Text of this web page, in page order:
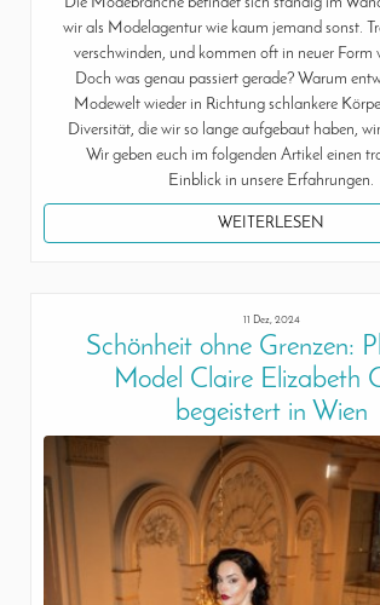
wir als Modelagentur wie kaum jemand sonst.
verschwinden, und kommen oft in neuer Form
Doch was genau passiert gerade? Warum
Modewelt wieder in Richtung schlankere
Diversität, die wir so lange aufgebaut haben,
Wir geben euch im folgenden Artikel einen
Einblick in unsere Erfahrungen.
WEITERLESEN
11 Dez, 2024
Schönheit ohne Grenzen:
Model Claire Elizabeth
begeistert in Wien